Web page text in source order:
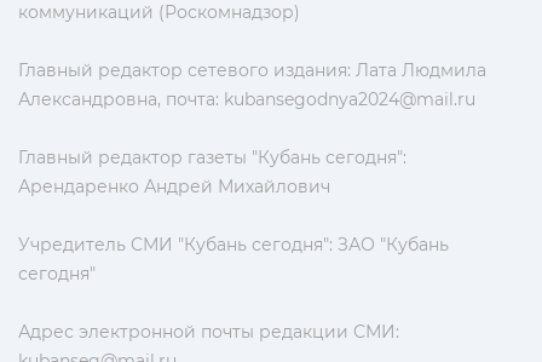
коммуникаций (Роскомнадзор)
Главный редактор сетевого издания: Лата Людмила
Александровна, почта: kubansegodnya2024@mail.ru
Главный редактор газеты "Кубань сегодня":
Арендаренко Андрей Михайлович
Учредитель СМИ "Кубань сегодня": ЗАО "Кубань
сегодня"
Адрес электронной почты редакции СМИ: